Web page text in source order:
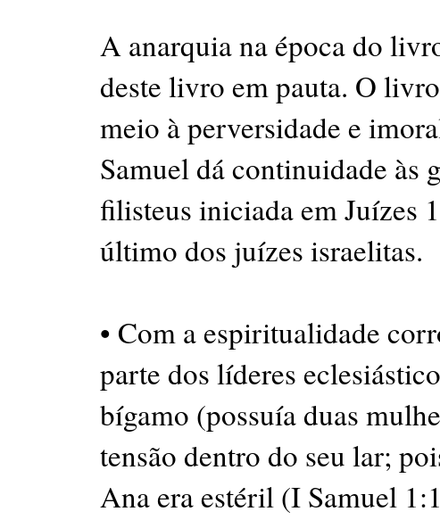
A anarquia na época do
deste livro em pauta. O
meio à perversidade e
Samuel dá continuidade às
filisteus iniciada em Juízes
último dos juízes israelitas.
• Com a espiritualidade
parte dos líderes
bígamo (possuía duas
tensão dentro do seu lar;
Ana era estéril (I Samuel